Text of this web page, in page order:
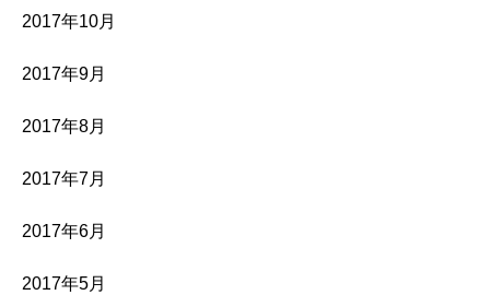
2017年10月
2017年9月
2017年8月
2017年7月
2017年6月
2017年5月